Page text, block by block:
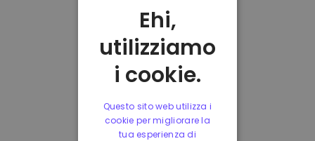
Ehi,
utilizziamo
i cookie.
Questo sito web utilizza i
cookie per migliorare la
tua esperienza di